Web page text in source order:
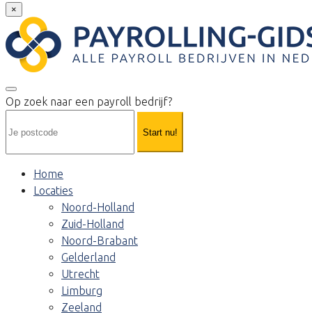
×
Op zoek naar een payroll bedrijf?
Start nu!
Home
Locaties
Noord-Holland
Zuid-Holland
Noord-Brabant
Gelderland
Utrecht
Limburg
Zeeland